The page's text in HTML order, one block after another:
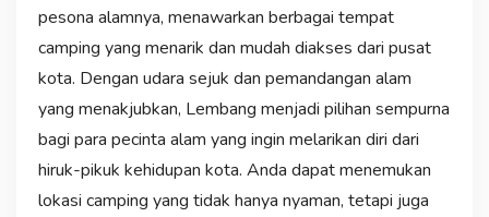
pesona alamnya, menawarkan berbagai tempat
camping yang menarik dan mudah diakses dari pusat
kota. Dengan udara sejuk dan pemandangan alam
yang menakjubkan, Lembang menjadi pilihan sempurna
bagi para pecinta alam yang ingin melarikan diri dari
hiruk-pikuk kehidupan kota. Anda dapat menemukan
lokasi camping yang tidak hanya nyaman, tetapi juga